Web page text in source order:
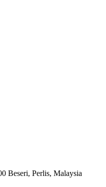
Beseri, Perlis, Malaysia